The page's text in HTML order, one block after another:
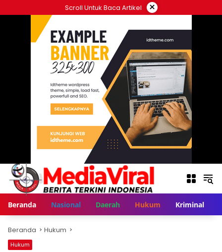
ke
Scroll Untuk Baca Artikel ×
Beranda Nasional Daerah Hukum Kriminal
Beranda Hukum
Hukum